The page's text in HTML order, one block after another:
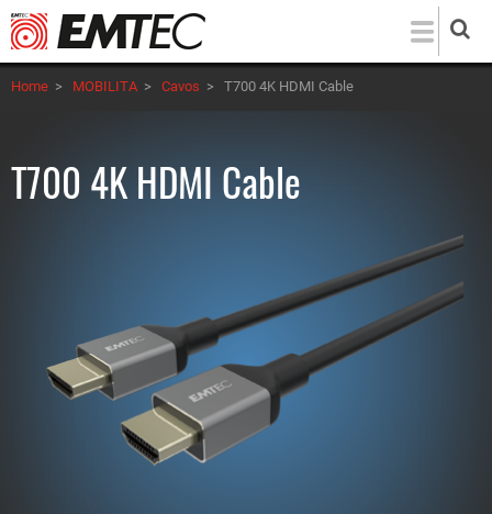
Salta
al
contenuto
principale
Home > MOBILITA > Cavos > T700 4K HDMI Cable
T700 4K HDMI Cable